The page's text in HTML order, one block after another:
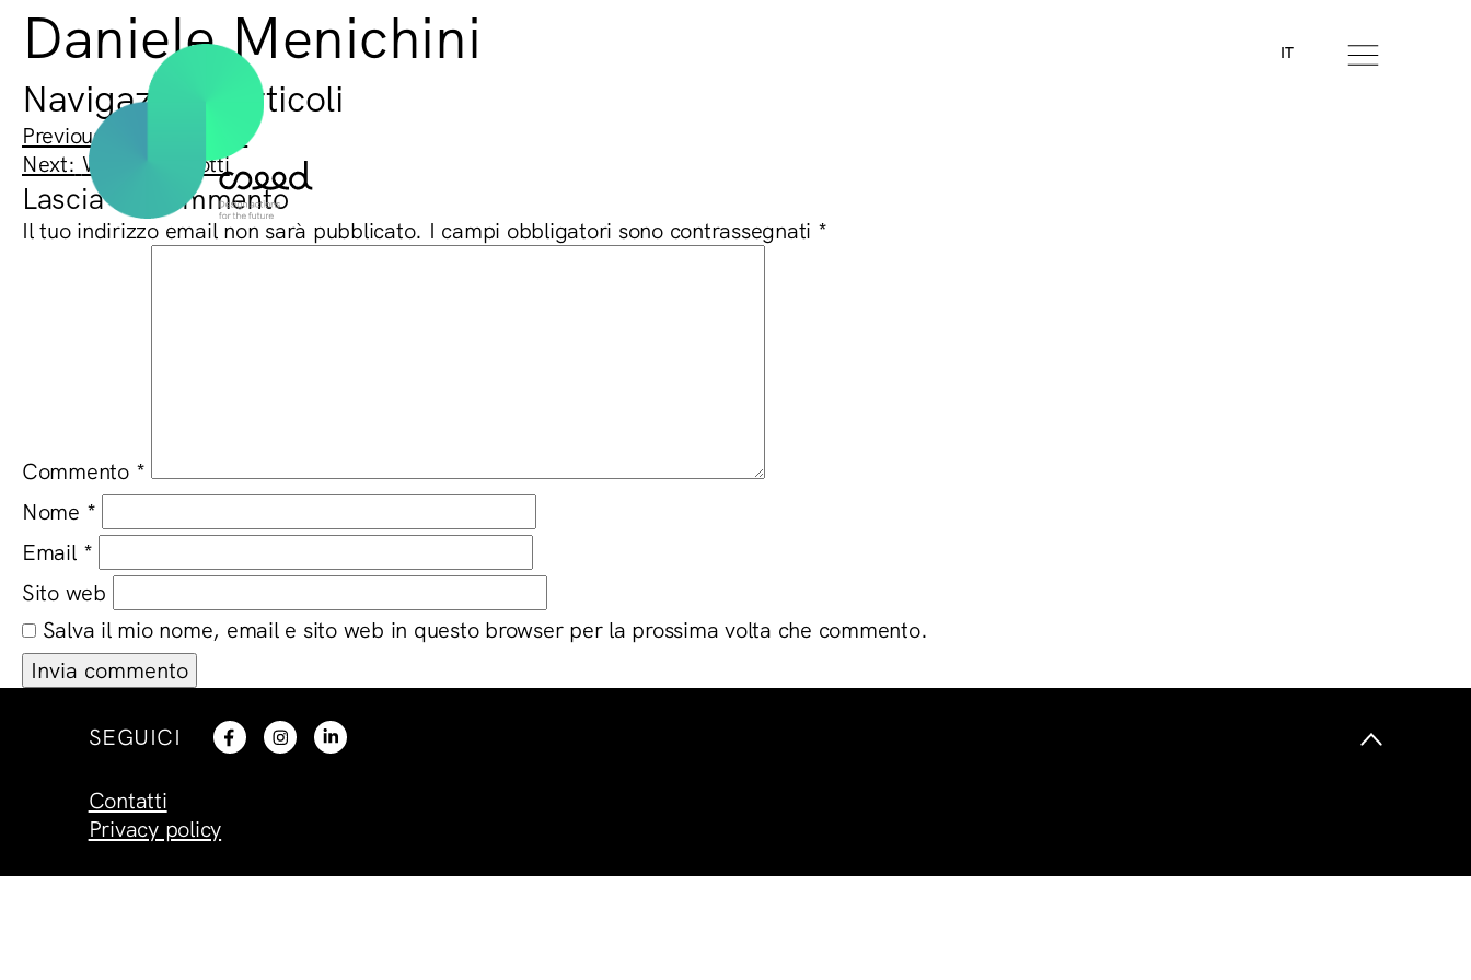
IT
Daniele Menichini
Navigazione articoli
Previous:
Luca Molinari
Next: Walter Mariotti
Lascia un commento
Il tuo indirizzo email non sarà pubblicato. I campi obbligatori sono contrassegnati *
Commento *
Nome *
Email *
Sito web
Salva il mio nome, email e sito web in questo browser per la prossima volta che commento.
SEGUICI
Contatti
Privacy policy